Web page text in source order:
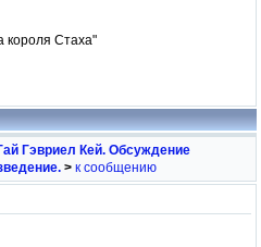
короля Стаха"
Гэвриел Кей. Обсуждение
> к сообщению